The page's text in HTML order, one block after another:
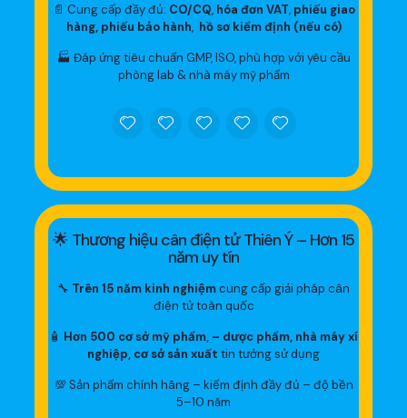
📄 Cung cấp đầy đủ: CO/CQ, hóa đơn VAT, phiếu giao
hàng, phiếu bảo hành, hồ sơ kiểm định (nếu có)
🏭 Đáp ứng tiêu chuẩn GMP, ISO, phù hợp với yêu cầu
phòng lab & nhà máy mỹ phẩm
🌟 Thương hiệu cân điện tử Thiên Ý – Hơn 15
năm uy tín
🔧 Trên 15 năm kinh nghiệmcung cấp giải pháp cân
điện tử toàn quốc
🧴 Hơn 500 cơ sở mỹ phẩm, – dược phẩm, nhà máy xí
nghiệp, cơ sở sản xuất tin tưởng sử dụng
💯 Sản phẩm chính hãng – kiểm định đầy đủ – độ bền
5–10 năm